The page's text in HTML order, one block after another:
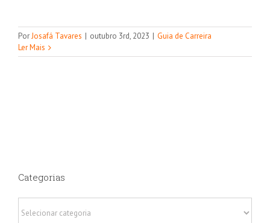
PorJosafá Tavares outubro 3rd, 2023
Guia de Carreira
Ler Mais
Categorias
Categorias